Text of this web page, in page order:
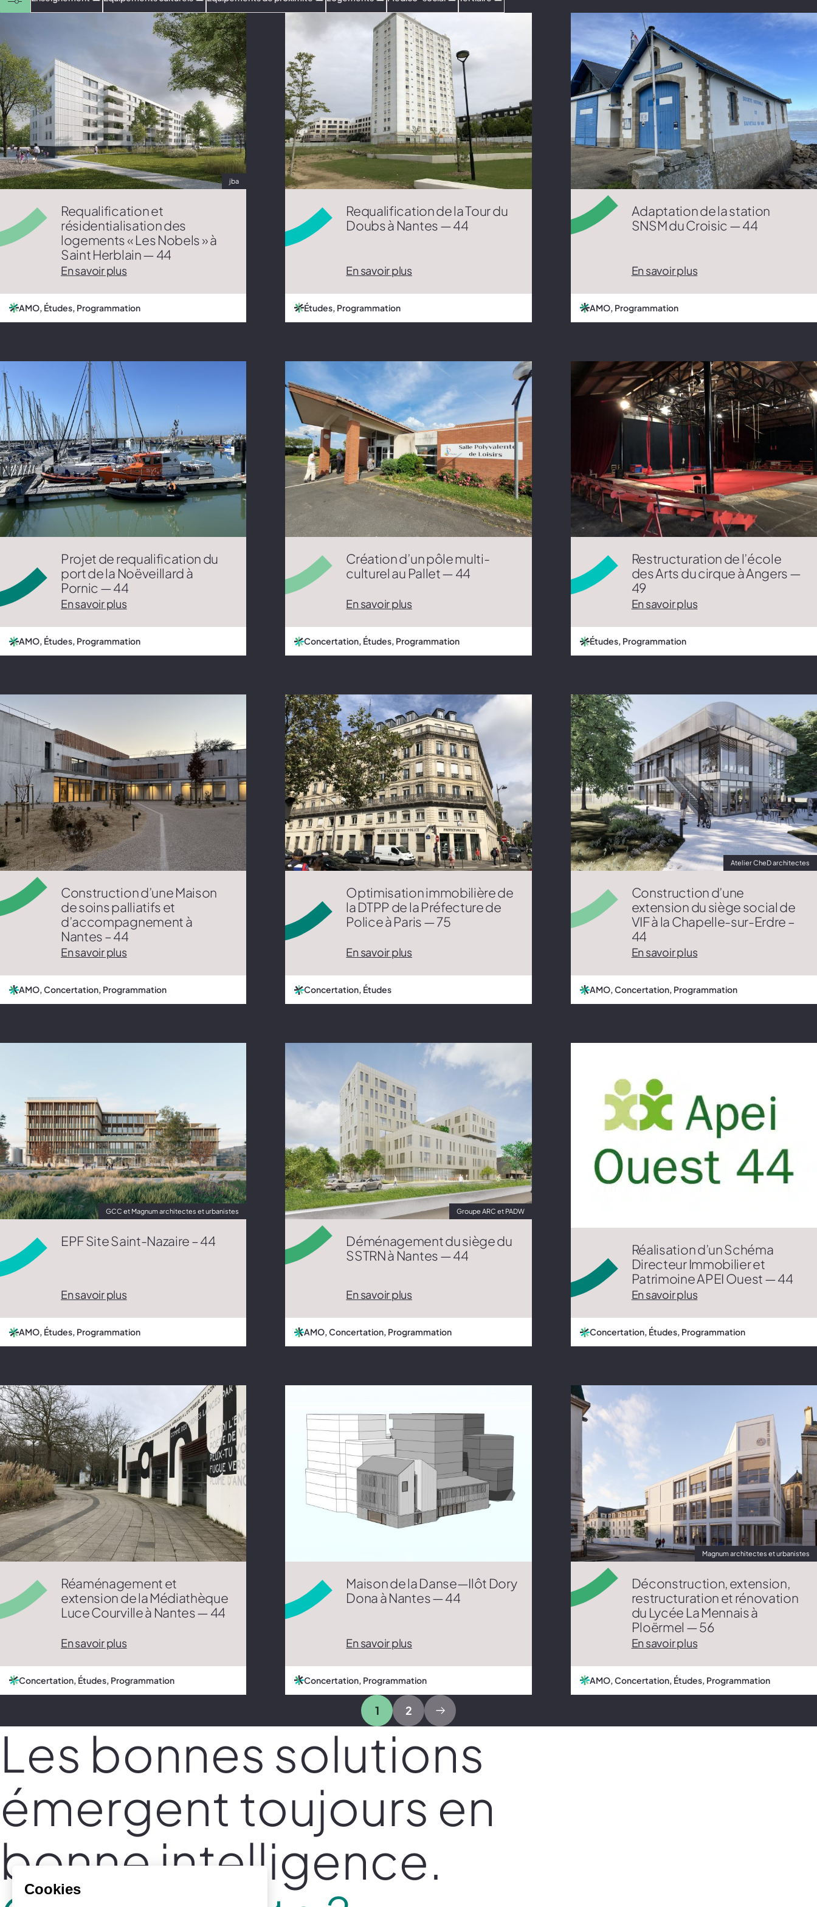
jba
Requalification et
résidentialisation des
logements « Les Nobels » à
Saint Herblain — 44
En savoir plus
AMO, Études, Programmation
Requalification de la Tour du
Doubs à Nantes — 44
En savoir plus
Études, Programmation
Adaptation de la station
SNSM du Croisic — 44
En savoir plus
AMO, Programmation
Projet de requalification du
port de la Noëveillard à
Pornic — 44
En savoir plus
AMO, Études, Programmation
Création d’un pôle multi-
culturel au Pallet — 44
En savoir plus
Concertation, Études, Programmation
Restructuration de l’école
des Arts du cirque à Angers —
49
En savoir plus
Études, Programmation
Construction d’une Maison
de soins palliatifs et
d’accompagnement à
Nantes – 44
En savoir plus
AMO, Concertation, Programmation
Optimisation immobilière de
la DTPP de la Préfecture de
Police à Paris — 75
En savoir plus
Concertation, Études
Atelier CheD architectes
Construction d’une
extension du siège social de
VIF à la Chapelle-sur-Erdre –
44
En savoir plus
AMO, Concertation, Programmation
GCC et Magnum architectes et urbanistes
EPF Site Saint-Nazaire – 44
En savoir plus
AMO, Études, Programmation
Groupe ARC et PADW
Déménagement du siège du
SSTRN à Nantes — 44
En savoir plus
AMO, Concertation, Programmation
Réalisation d’un Schéma
Directeur Immobilier et
Patrimoine APEI Ouest — 44
En savoir plus
Concertation, Études, Programmation
Réaménagement et
extension de la Médiathèque
Luce Courville à Nantes — 44
En savoir plus
Concertation, Études, Programmation
Maison de la Danse—Ilôt Dory
Dona à Nantes — 44
En savoir plus
Concertation, Programmation
Magnum architectes et urbanistes
Déconstruction, extension,
restructuration et rénovation
du Lycée La Mennais à
Ploërmel — 56
En savoir plus
AMO, Concertation, Études, Programmation
1 2
Les bonnes solutions
émergent toujours en
bonne intelligence.